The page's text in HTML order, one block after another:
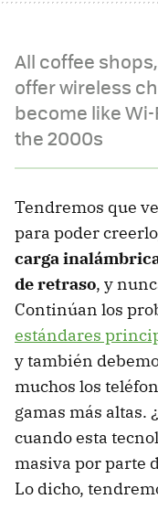
All coffee
offer wireless
become like
the 2000s
Tendremos que
para poder
carga
de retraso, y
Continúan los
estándares
y también
muchos los
gamas más altas.
cuando esta
masiva por parte
Lo dicho,